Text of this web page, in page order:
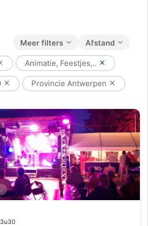
Afstand
Meer filters
Animatie, Feestjes,..
Provincie Antwerpen
zomerbars tijdens de Lichtfeesten